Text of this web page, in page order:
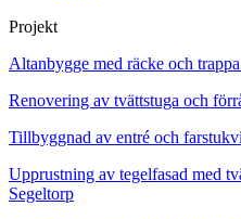
Projekt
Altanbygge med räcke och
Renovering av tvättstuga och
Tillbyggnad av entré och
Upprustning av tegelfasad med
Segeltorp